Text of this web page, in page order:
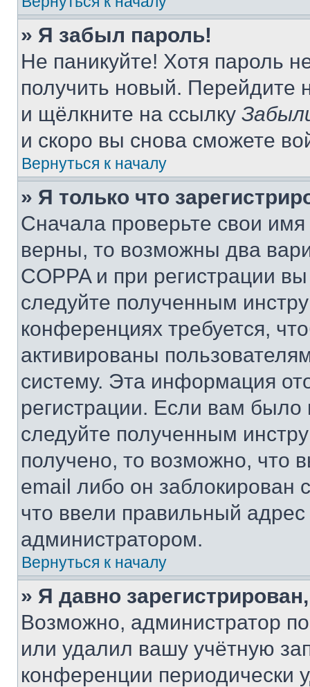
» Я забыл пароль!
Не паникуйте! Хотя пароль
получить новый. Перейдите
и щёлкните на ссылку
и скоро вы снова сможете
Вернуться к началу
» Я только что
Сначала проверьте свои
верны, то возможны два
COPPA и при регистрации
следуйте полученным
конференциях требуется,
активированы
систему. Эта информация
регистрации. Если вам
следуйте полученным
получено, то возможно, что
email либо он
что ввели правильный адрес
администратором.
Вернуться к началу
» Я давно
Возможно, администратор
или удалил вашу учётную
конференции периодически